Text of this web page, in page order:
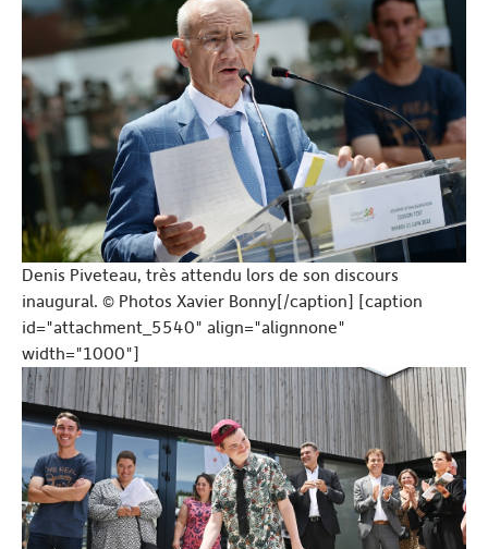
Denis Piveteau, très attendu lors de son discours
inaugural. © Photos Xavier Bonny[/caption] [caption
id="attachment_5540" align="alignnone"
width="1000"]